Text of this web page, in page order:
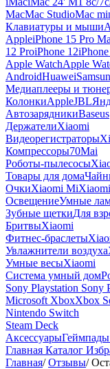
MacMac StudioMac
Клавиатуры и мыши
AppleiPhone 15 Pro
12 ProiPhone 12
Apple WatchApple
AndroidHuawei
Медиаплееры и
КолонкиAppleJBL
АвтозарядникиBaseus
ДержателиXiaomi
Видеорегистраторы
Компрессоры70Mai
Роботы-пылесосы
Товары для дома
ОчкиXiaomi Mi
ОсвещениеУмные
Зубные щеткиДля
БритвыXiaomi
Фитнес-браслеты
Увлажнители воздуха
Умные весыXiaomi
Система умный дом
Sony Playstation Sony
Microsoft XboxXbox
Nintendo Switch
Steam Deck
АксессуарыГеймпады
Главная Каталог
Главная/ Отзывы/